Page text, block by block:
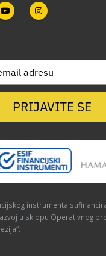
PRIJAVITE SE
instrumenta
u sklopu Operativnog